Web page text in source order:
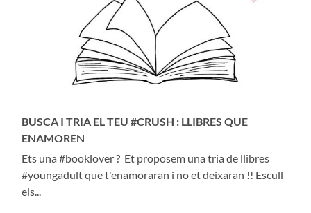
BUSCA I TRIA EL TEU #CRUSH : LLIBRES QUE
ENAMOREN
Ets una #booklover ? Et proposem una tria de llibres
#youngadult que t'enamoraran i no et deixaran !! Escull
els...